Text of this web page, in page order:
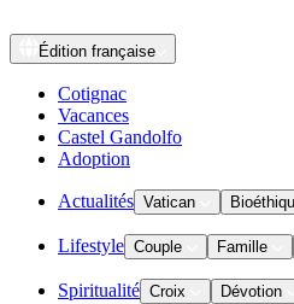
Édition française
Cotignac
Vacances
Castel Gandolfo
Adoption
Actualités Vatican
Lifestyle Couple Famille
Spiritualité Croix Dévotion